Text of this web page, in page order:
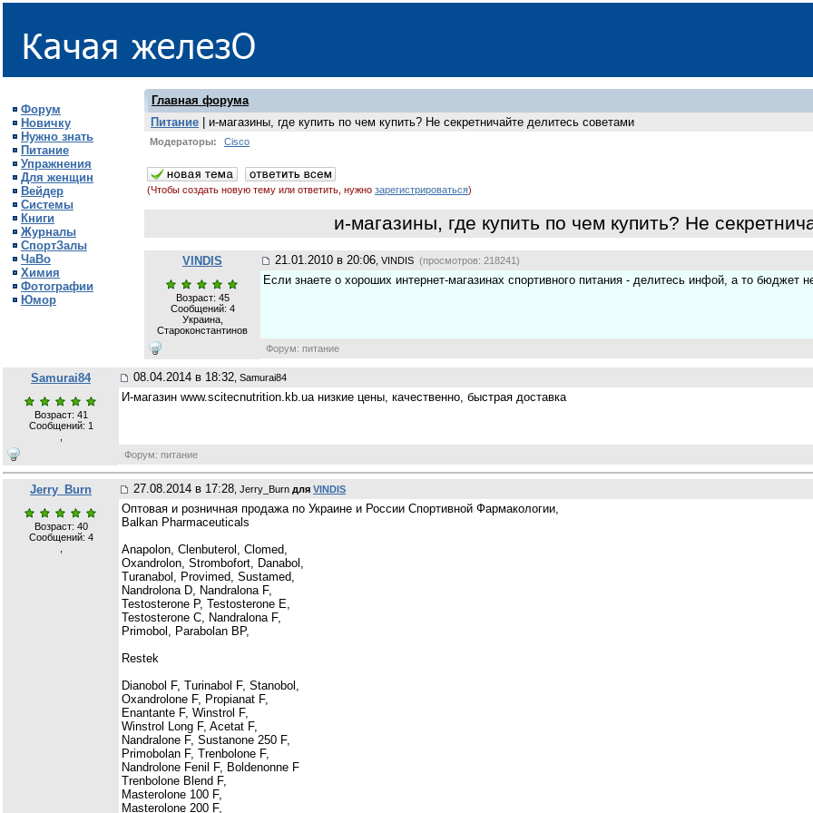
Форум
Новичку
Нужно знать
Питание
Упражнения
Для женщин
Вейдер
Системы
Книги
Журналы
СпортЗалы
ЧаВо
Химия
Фотографии
Юмор
Главная форума
Питание | и-магазины, где купить по чем купить? Не секретничайте делитесь советами
Модераторы: Cisco
(Чтобы создать новую тему или ответить, нужно зарегистрироваться)
и-магазины, где купить по чем купить? Не
VINDIS 21.01.2010 в 20:06 , VINDIS (просмотров: 218241)
Возраст: 45
Сообщений: 4
Украина,
Староконстантинов
Если знаете о хороших интернет-магазинах спортивного питания - делитесь инфой, а то
Форум: питание
Samurai84 08.04.2014 в 18:32 , Samurai84
Возраст: 41
Сообщений: 1
И-магазин www.scitecnutrition.kb.ua низкие цены, качественно, быстрая доставка
Форум: питание
Jerry_Burn 27.08.2014 в 17:28 , Jerry_Burn для VINDIS
Возраст: 40
Сообщений: 4
Оптовая и розничная продажа по Украине и России Спортивной Фармакологии,
Balkan Pharmaceuticals
Anapolon, Clenbuterol, Clomed,
Oxandrolon, Strombofort, Danabol,
Turanabol, Provimed, Sustamed,
Nandrolona D, Nandralona F,
Testosterone P, Testosterone E,
Testosterone C, Nandralona F,
Primobol, Parabolan BP,
Restek
Dianobol F, Turinabol F, Stanobol,
Oxandrolone F, Propianat F,
Enantante F, Winstrol F,
Winstrol Long F, Acetat F,
Nandralone F, Sustanone 250 F,
Primobolan F, Trenbolone F,
Nandrolone Fenil F, Boldenonne F
Trenbolone Blend F,
Masterolone 100 F,
Masterolone 200 F,